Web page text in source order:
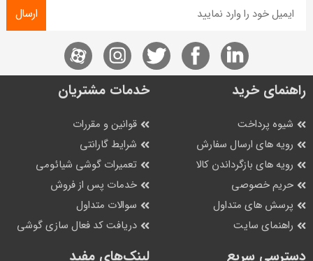
ارسال
راهنمای خرید
شیوه پرداخت
رویه های ارسال سفارش
رویه های بازگرداندن کالا
حریم خصوصی
پرسش های متداول
راهنمای سایت
خدمات مشتریان
قوانین و مقررات
شرایط گارانتی
تعمیرات گوشی شیائومی
خدمات پس از فروش
سوالات متداول
دریافت کد فعال سازی گوشی
دسترسی سریع لینک‌های مفید